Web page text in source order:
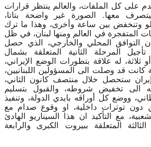
على كل الملفات، والعالم ينتظر قرارات
معها. الصورة غير واضحة بتاتا،
وتنخفض بين ساعة وأخرى، وهذا ما ترك
المتفجرة في العالم ومنها لبنان، في ظل
التوافق المحلي والخارجي، الذي حصل
المرحلة الثانية المتعلقة بشمال
ثلاثة، له علاقة بتطورات الوضع الإيراني،
كانت قد وصلت الى المسؤولين اللبنانيين،
ستحصل خلال منتصف كانون الثاني،
الى تخفيض شروطه، والقبول بتسليم
ووضع كل أوراقه بايدي الدولة، وتنفيذ
دون توترات داخلية، او وقوع صدام مع
مع التأكيد ان هذا السيناريو الهادئ
المتعلقة ببيروت الكبرى والرابعة